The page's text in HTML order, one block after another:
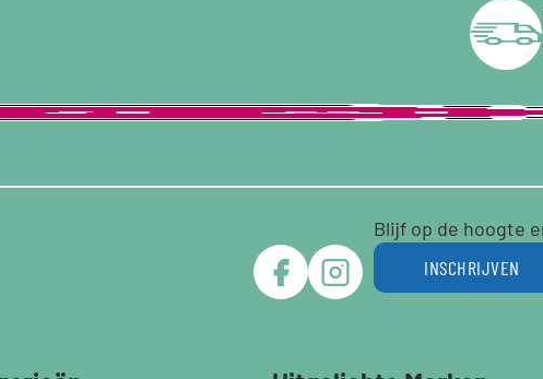
Blijf op de hoogte
INSCHRIJVEN